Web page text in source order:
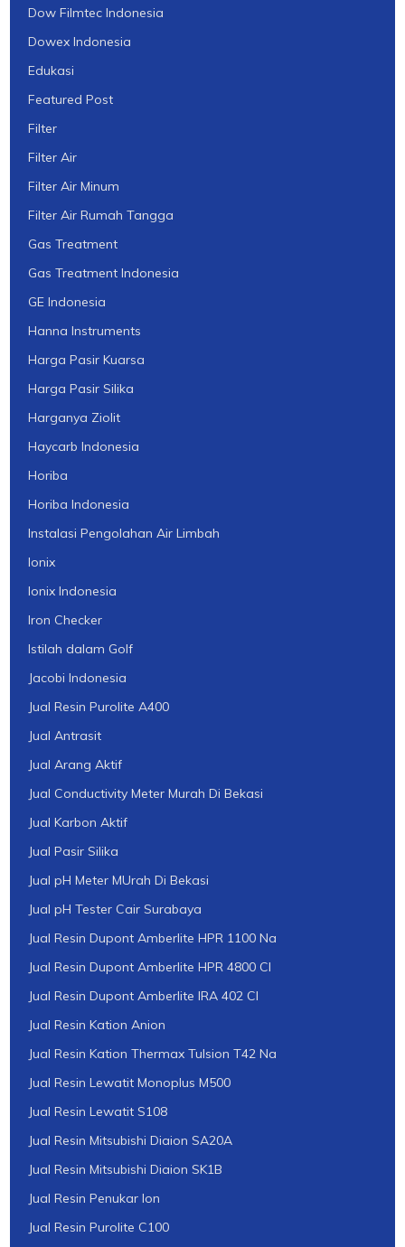
Dow Filmtec Indonesia
Dowex Indonesia
Edukasi
Featured Post
Filter
Filter Air
Filter Air Minum
Filter Air Rumah Tangga
Gas Treatment
Gas Treatment Indonesia
GE Indonesia
Hanna Instruments
Harga Pasir Kuarsa
Harga Pasir Silika
Harganya Ziolit
Haycarb Indonesia
Horiba
Horiba Indonesia
Instalasi Pengolahan Air Limbah
Ionix
Ionix Indonesia
Iron Checker
Istilah dalam Golf
Jacobi Indonesia
Jual Resin Purolite A400
Jual Antrasit
Jual Arang Aktif
Jual Conductivity Meter Murah Di Bekasi
Jual Karbon Aktif
Jual Pasir Silika
Jual pH Meter MUrah Di Bekasi
Jual pH Tester Cair Surabaya
Jual Resin Dupont Amberlite HPR 1100 Na
Jual Resin Dupont Amberlite HPR 4800 Cl
Jual Resin Dupont Amberlite IRA 402 Cl
Jual Resin Kation Anion
Jual Resin Kation Thermax Tulsion T42 Na
Jual Resin Lewatit Monoplus M500
Jual Resin Lewatit S108
Jual Resin Mitsubishi Diaion SA20A
Jual Resin Mitsubishi Diaion SK1B
Jual Resin Penukar Ion
Jual Resin Purolite C100